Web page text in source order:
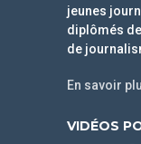
jeunes
diplômés
de
En savoir
VIDÉOS